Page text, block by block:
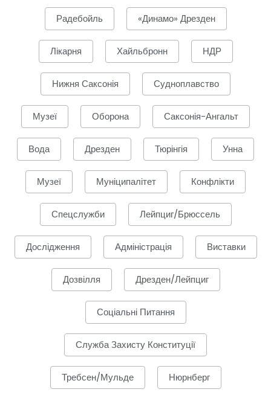
Радебойль «Динамо» Дрезден
Лікарня Хайльбронн НДР
Нижня Саксонія Судноплавство
Музеї Оборона Саксонія-Ангальт
Вода Дрезден Тюрінгія Унна
Музеї Муніципалітет Конфлікти
Спецслужби Лейпциг/Брюссель
Дослідження Адміністрація Виставки
Дозвілля Дрезден/Лейпциг
Соціальні Питання
Служба Захисту Конституції
Требсен/Мульде Нюрнберг